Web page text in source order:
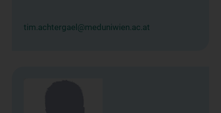
tim.achtergael@meduniwien.ac.at